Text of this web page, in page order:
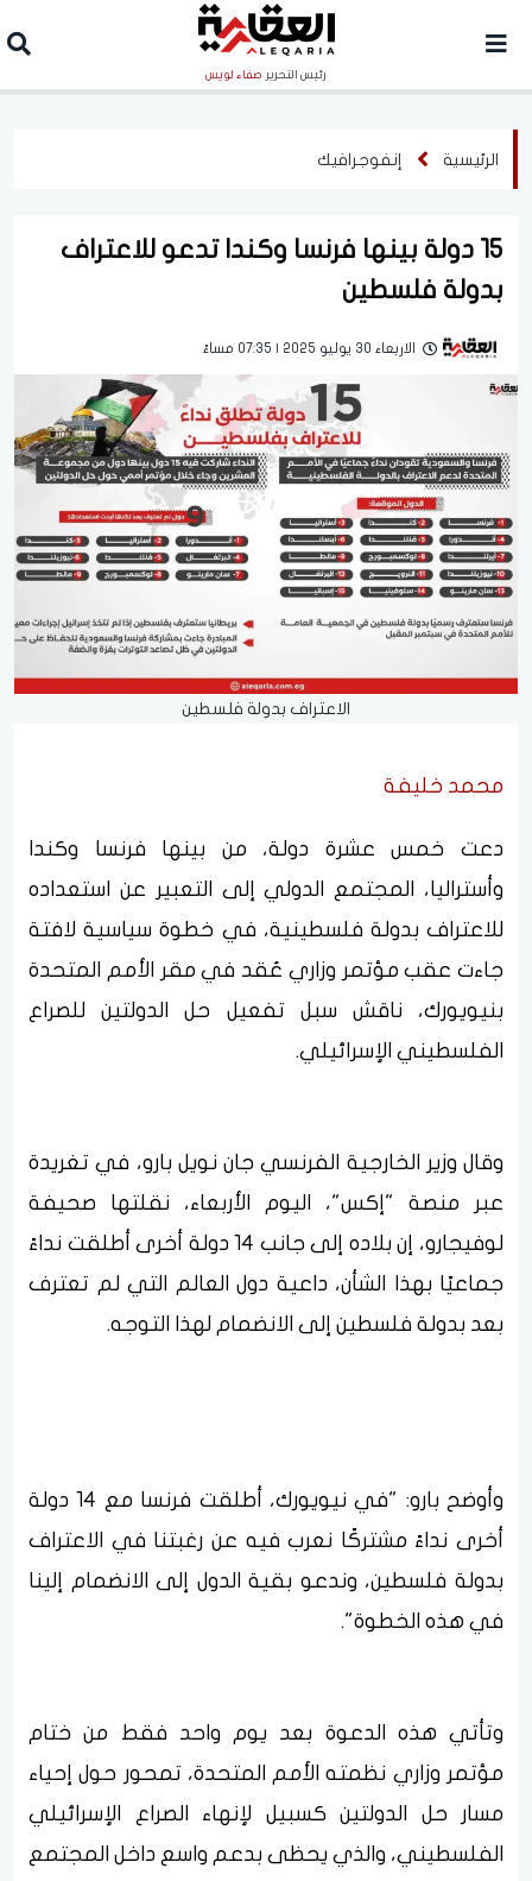
رئيس التحرير صفاء لويس
الرئيسية إنفوجرافيك
15 دولة بينها فرنسا وكندا تدعو للاعتراف
بدولة فلسطين
الاربعاء 30 يوليو 2025 | 07:35 مساءً
الاعتراف بدولة فلسطين
محمد خليفة
دعت خمس عشرة دولة، من بينها فرنسا وكندا
وأستراليا، المجتمع الدولي إلى التعبير عن استعداده
للاعتراف بدولة فلسطينية، في خطوة سياسية لافتة
جاءت عقب مؤتمر وزاري عُقد في مقر الأمم المتحدة
بنيويورك، ناقش سبل تفعيل حل الدولتين للصراع
الفلسطيني الإسرائيلي.
وقال وزير الخارجية الفرنسي جان نويل بارو، في تغريدة
عبر منصة "إكس"، اليوم الأربعاء، نقلتها صحيفة
لوفيجارو، إن بلاده إلى جانب 14 دولة أخرى أطلقت نداءً
جماعيًا بهذا الشأن، داعية دول العالم التي لم تعترف
بعد بدولة فلسطين إلى الانضمام لهذا التوجه.
وأوضح بارو: "في نيويورك، أطلقت فرنسا مع 14 دولة
أخرى نداءً مشتركًا نعرب فيه عن رغبتنا في الاعتراف
بدولة فلسطين، وندعو بقية الدول إلى الانضمام إلينا
في هذه الخطوة".
وتأتي هذه الدعوة بعد يوم واحد فقط من ختام
مؤتمر وزاري نظمته الأمم المتحدة، تمحور حول إحياء
مسار حل الدولتين كسبيل لإنهاء الصراع الإسرائيلي
الفلسطيني، والذي يحظى بدعم واسع داخل المجتمع